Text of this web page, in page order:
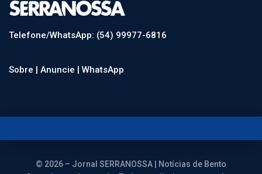
Telefone/WhatsApp: (54) 99977-6816
Sobre | Anuncie | WhatsApp
© 2026 – Jornal SERRANOSSA | Notícias de Bento